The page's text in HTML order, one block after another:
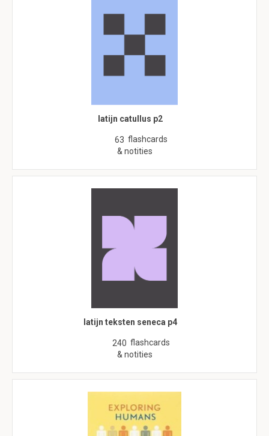
latijn catullus p2
63 flashcards
& notities
latijn teksten seneca p4
240 flashcards
& notities